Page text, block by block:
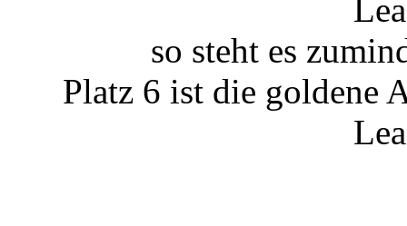
so steht es
Platz 6 ist die goldene